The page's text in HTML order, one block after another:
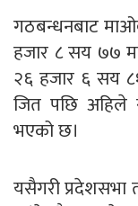
गठबन्धनबाट
हजार ८ सय ७७
२६ हजार ६ सय
जित पछि अहिले
भएको छ।
यसैगरी प्रदेशसभा